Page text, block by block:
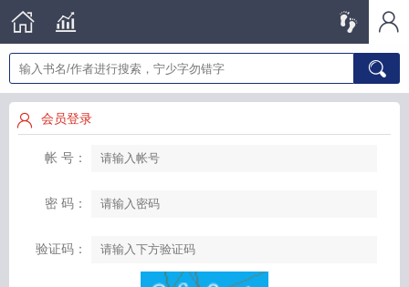
会员登录
帐 号：
密 码：
验证码：